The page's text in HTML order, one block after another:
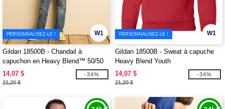
W1
PERSONNALISEZ-LE !
Gildan 18500B - Chandail à
capuchon en Heavy Blend™ 50/50
14,07 $
21,20 $
-34%
W1
PERSONNALISEZ-LE !
Gildan 18500B - Sweat à capuche
Heavy Blend Youth
14,07 $
21,20 $
-34%